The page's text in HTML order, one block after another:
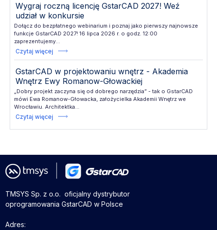
Wygraj roczną licencję GstarCAD 2027! Weź
udział w konkursie
Dołącz do bezpłatnego webinarium i poznaj jako pierwszy najnowsze
funkcje GstarCAD 2027! 16 lipca 2026 r. o godz. 12:00
zaprezentujemy...
Czytaj więcej
GstarCAD w projektowaniu wnętrz - Akademia
Wnętrz Ewy Romanow-Głowackiej
„Dobry projekt zaczyna się od dobrego narzędzia” - tak o GstarCAD
mówi Ewa Romanow-Głowacka, założycielka Akademii Wnętrz we
Wrocławiu. Architektka...
Czytaj więcej
TMSYS Sp. z o.o. ­ oficjalny dystrybutor
oprogramowania GstarCAD w Polsce
Adres: